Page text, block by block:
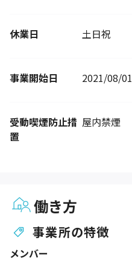
休業日 土日祝
事業開始日 2021/08/01
受動喫煙防止措
置
屋内禁煙
働き方
事業所の特徴
メンバー